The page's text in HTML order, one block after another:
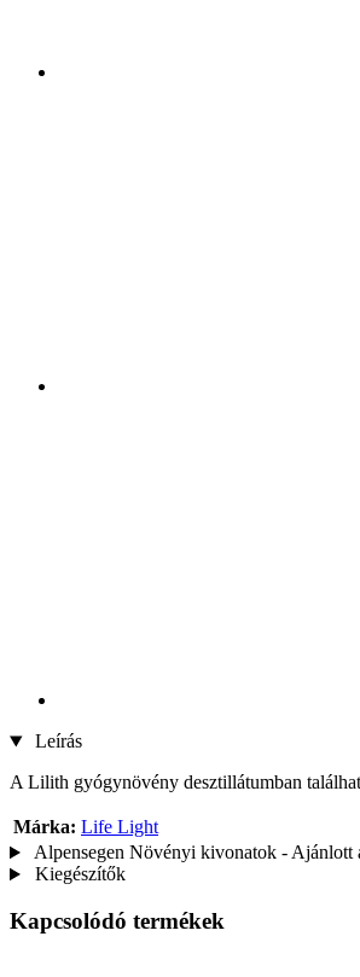
Leírás
A Lilith gyógynövény desztillátumban
Márka: Life Light
Alpensegen Növényi kivonatok - Ajánlott
Kiegészítők
Kapcsolódó termékek